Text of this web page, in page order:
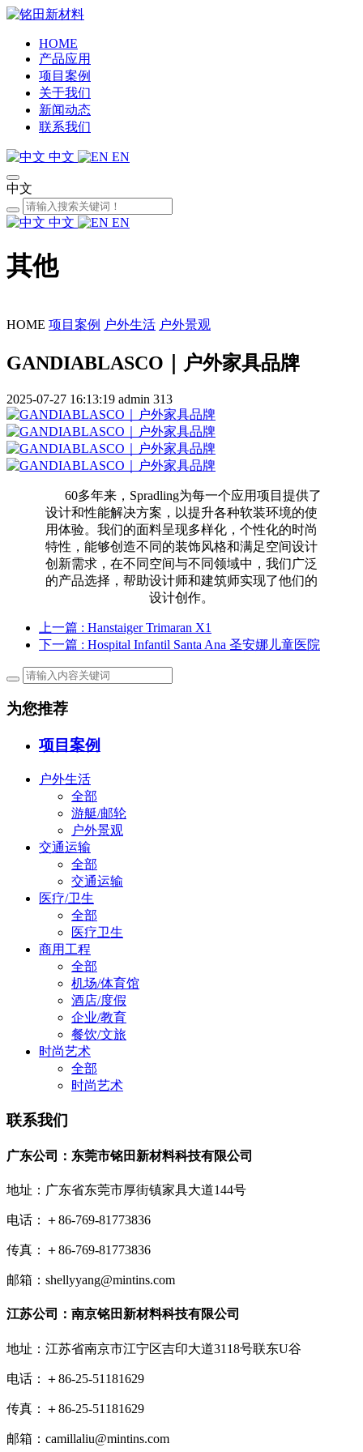
HOME
产品应用
项目案例
关于我们
新闻动态
联系我们
中文 EN
中文
中文 EN
其他
HOME 项目案例 户外生活 户外景观
GANDIABLASCO｜户外家具品牌
2025-07-27 16:13:19 admin 313
60多年来，Spradling为每一个应用项目提供了
设计和性能解决方案，以提升各种软装环境的使
用体验。我们的面料呈现多样化，个性化的时尚
特性，能够创造不同的装饰风格和满足空间设计
创新需求，在不同空间与不同领域中，我们广泛
的产品选择，帮助设计师和建筑师实现了他们的
设计创作。
上一篇 : Hanstaiger Trimaran X1
下一篇 : Hospital Infantil Santa Ana 圣安娜儿童医院
为您推荐
项目案例
户外生活
全部
游艇/邮轮
户外景观
交通运输
全部
交通运输
医疗/卫生
全部
医疗卫生
商用工程
全部
机场/体育馆
酒店/度假
企业/教育
餐饮/文旅
时尚艺术
全部
时尚艺术
联系我们
广东公司：东莞市铭田新材料科技有限公司
地址：广东省东莞市厚街镇家具大道144号
电话：＋86-769-81773836
传真：＋86-769-81773836
邮箱：shellyyang@mintins.com
江苏公司：南京铭田新材料科技有限公司
地址：江苏省南京市江宁区吉印大道3118号联东U谷
电话：＋86-25-51181629
传真：＋86-25-51181629
邮箱：camillaliu@mintins.com